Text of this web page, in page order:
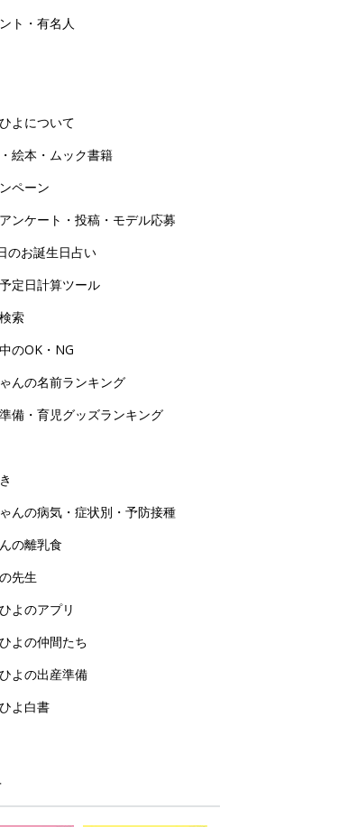
ト・有名人
よについて
絵本・ムック書籍
ペーン
ンケート・投稿・モデル応募
のお誕生日占い
定日計算ツール
索
のOK・NG
んの名前ランキング
備・育児グッズランキング
んの病気・症状別・予防接種
の離乳食
先生
よのアプリ
よの仲間たち
よの出産準備
よ白書